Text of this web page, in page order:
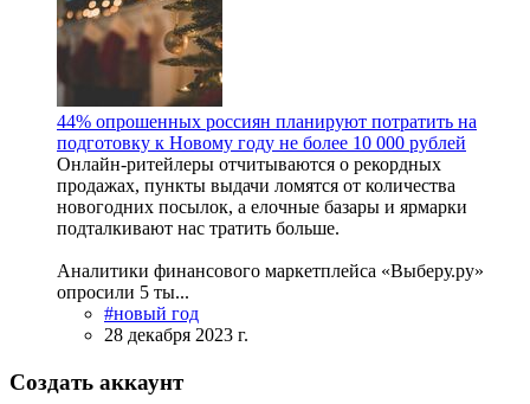
44% опрошенных россиян планируют потратить на
подготовку к Новому году не более 10 000 рублей
Онлайн-ритейлеры отчитываются о рекордных
продажах, пункты выдачи ломятся от количества
новогодних посылок, а елочные базары и ярмарки
подталкивают нас тратить больше.
Аналитики финансового маркетплейса «Выберу.ру»
опросили 5 ты...
#новый год
28 декабря 2023 г.
Создать аккаунт